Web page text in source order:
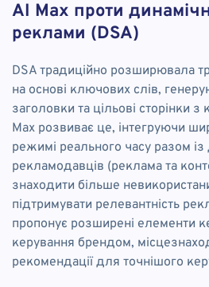
AI Max проти
реклами (DSA)
DSA традиційно розширювала
на основі ключових слів,
заголовки та цільові сторінки з
Max розвиває це, інтегруючи
режимі реального часу разом
рекламодавців (реклама та
знаходити більше
підтримувати релевантність
пропонує розширені елементи
керування брендом,
рекомендації для точнішого